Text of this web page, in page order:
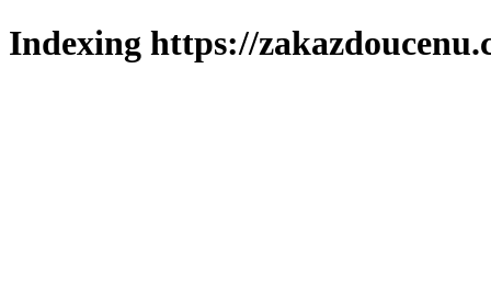
Indexing https://